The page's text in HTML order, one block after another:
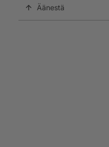
Äänestä